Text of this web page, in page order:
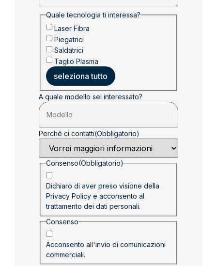
Quale tecnologia ti interessa?
Laser Fibra
Piegatrici
Saldatrici
Taglio Plasma
seleziona tutto
A quale modello sei interessato?
Perché ci contatti(Obbligatorio)
Consenso(Obbligatorio)
Dichiaro di aver preso visione della
Privacy Policye acconsento al
trattamento dei dati personali.
Consenso
Acconsento all'invio di comunicazioni
commerciali.